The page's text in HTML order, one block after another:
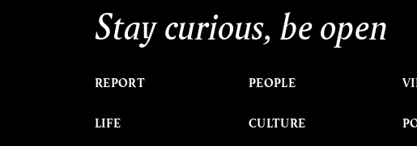
Stay curious, be open
REPORT
LIFE
PEOPLE
CULTURE